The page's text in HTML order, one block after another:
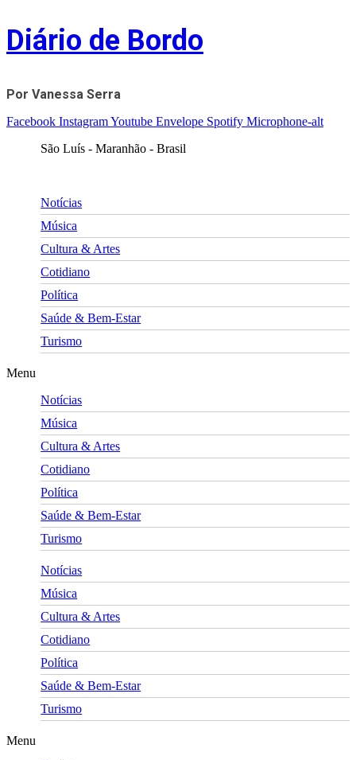
Skip
to
content
Diário de Bordo
Por Vanessa Serra
Facebook InstagramYoutube Envelope Spotify Microphone-alt
São Luís - Maranhão - Brasil
Notícias
Música
Cultura & Artes
Cotidiano
Política
Saúde & Bem-Estar
Turismo
Menu
Notícias
Música
Cultura & Artes
Cotidiano
Política
Saúde & Bem-Estar
Turismo
Notícias
Música
Cultura & Artes
Cotidiano
Política
Saúde & Bem-Estar
Turismo
Menu